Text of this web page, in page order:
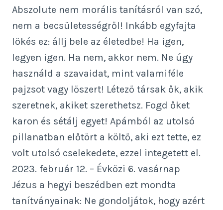
Abszolute nem morális tanításról van szó,
nem a becsületességről! Inkább egyfajta
lökés ez: állj bele az életedbe! Ha igen,
legyen igen. Ha nem, akkor nem. Ne úgy
használd a szavaidat, mint valamiféle
pajzsot vagy lőszert! Létező társak ők, akik
szeretnek, akiket szerethetsz. Fogd őket
karon és sétálj egyet! Apámból az utolsó
pillanatban előtört a költő, aki ezt tette, ez
volt utolsó cselekedete, ezzel integetett el.
2023. február 12. – Évközi 6. vasárnap
Jézus a hegyi beszédben ezt mondta
tanítványainak: Ne gondoljátok, hogy azért